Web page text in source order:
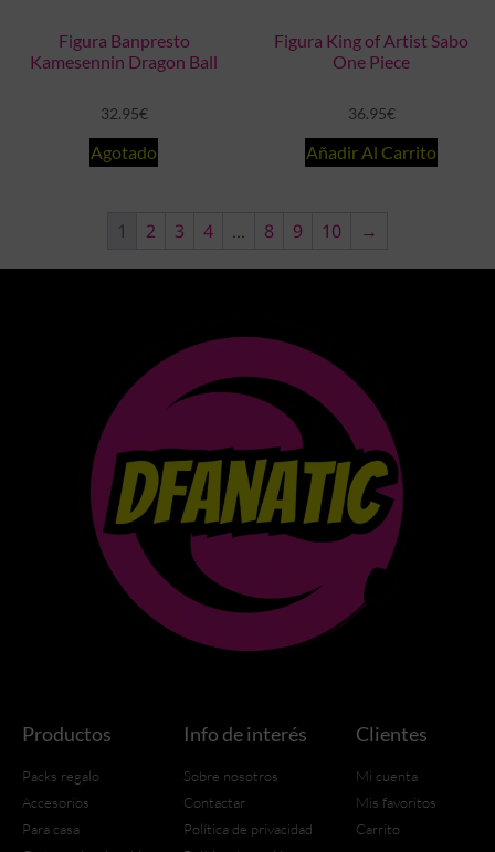
Figura Banpresto
Kamesennin Dragon Ball
32.95€
Agotado
Figura King of Artist Sabo
One Piece
36.95€
Añadir Al Carrito
1 2 3 4 … 8 9 10 →
Productos
Packs regalo
Accesorios
Para casa
Info de interés
Sobre nosotros
Contactar
Política de privacidad
Clientes
Mi cuenta
Mis favoritos
Carrito